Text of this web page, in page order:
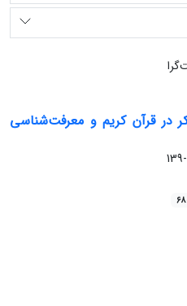
در قرآن کریم و معرفت‌شناسی